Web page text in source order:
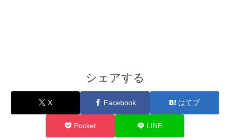
シェアする
X Facebook はてブ
Pocket LINE